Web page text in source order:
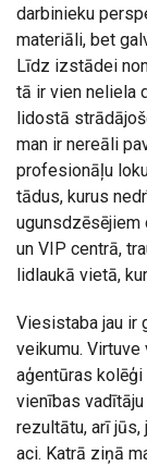
darbinieku
materiāli, bet
Līdz izstādei
tā ir vien neliela
lidostā
man ir nereāli
profesionāļu
tādus, kurus
ugunsdzēsējiem
un VIP centrā,
lidlaukā vietā,
Viesistaba jau ir
veikumu.
aģentūras
vienības
rezultātu, arī
aci. Katrā ziņā